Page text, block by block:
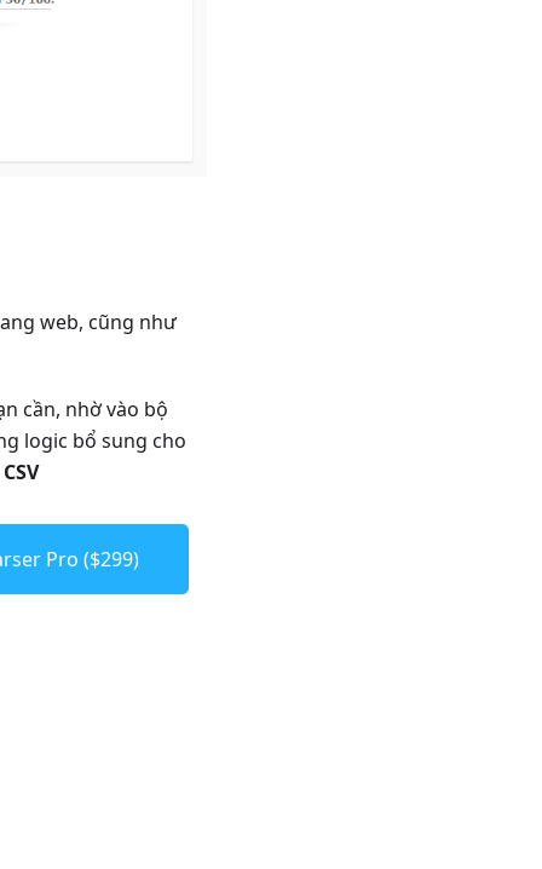
web, cũng như
cần, nhờ vào bộ
logic bổ sung cho
Pro ($299)